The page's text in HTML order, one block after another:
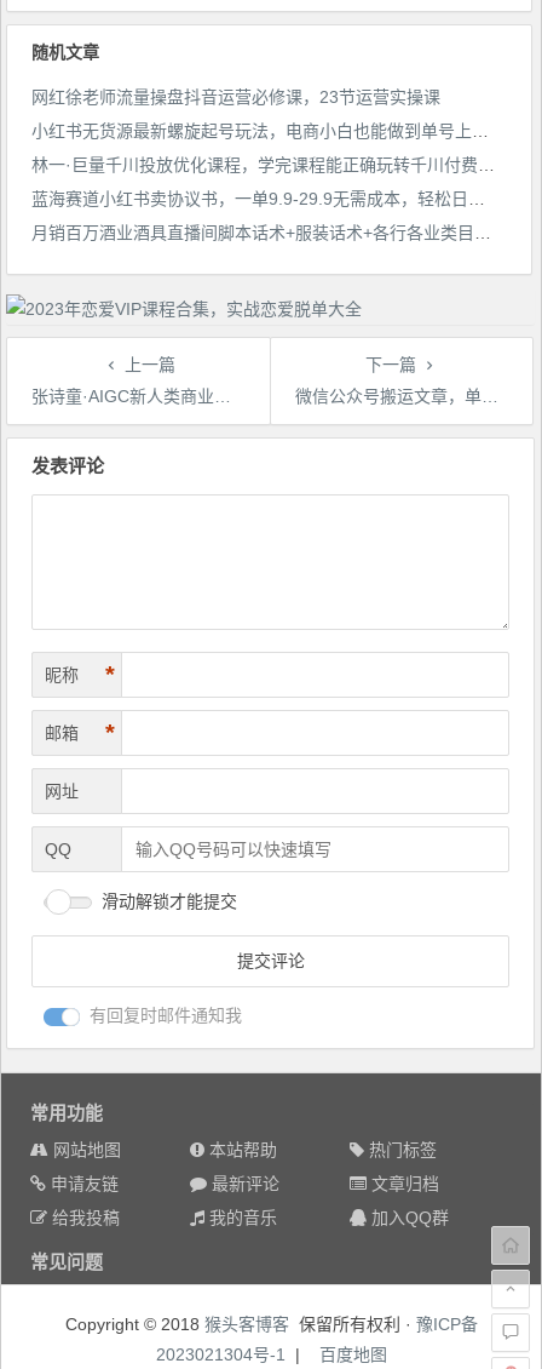
随机文章
网红徐老师流量操盘抖音运营必修课，23节运营实操课
上一篇
张诗童·AIGC新人类商业课，​行业分析/效率提升/商业机会/认知升维
下一篇
微信公众号搬运文章，单账号月收益3000+收益稳定，长期项目，无限放大
文
发表评论
昵称 *
邮箱 *
网址
QQ
滑动解锁才能提交
有回复时邮件通知我
常用功能
网站地图 本站帮助
热门标签
申请友链
最新评论
文章归档
给我投稿
我的音乐 加入QQ群
常见问题
Copyright © 2018 猴头客博客保留所有权利 · 豫ICP备
2023021304号-1
| 百度地图